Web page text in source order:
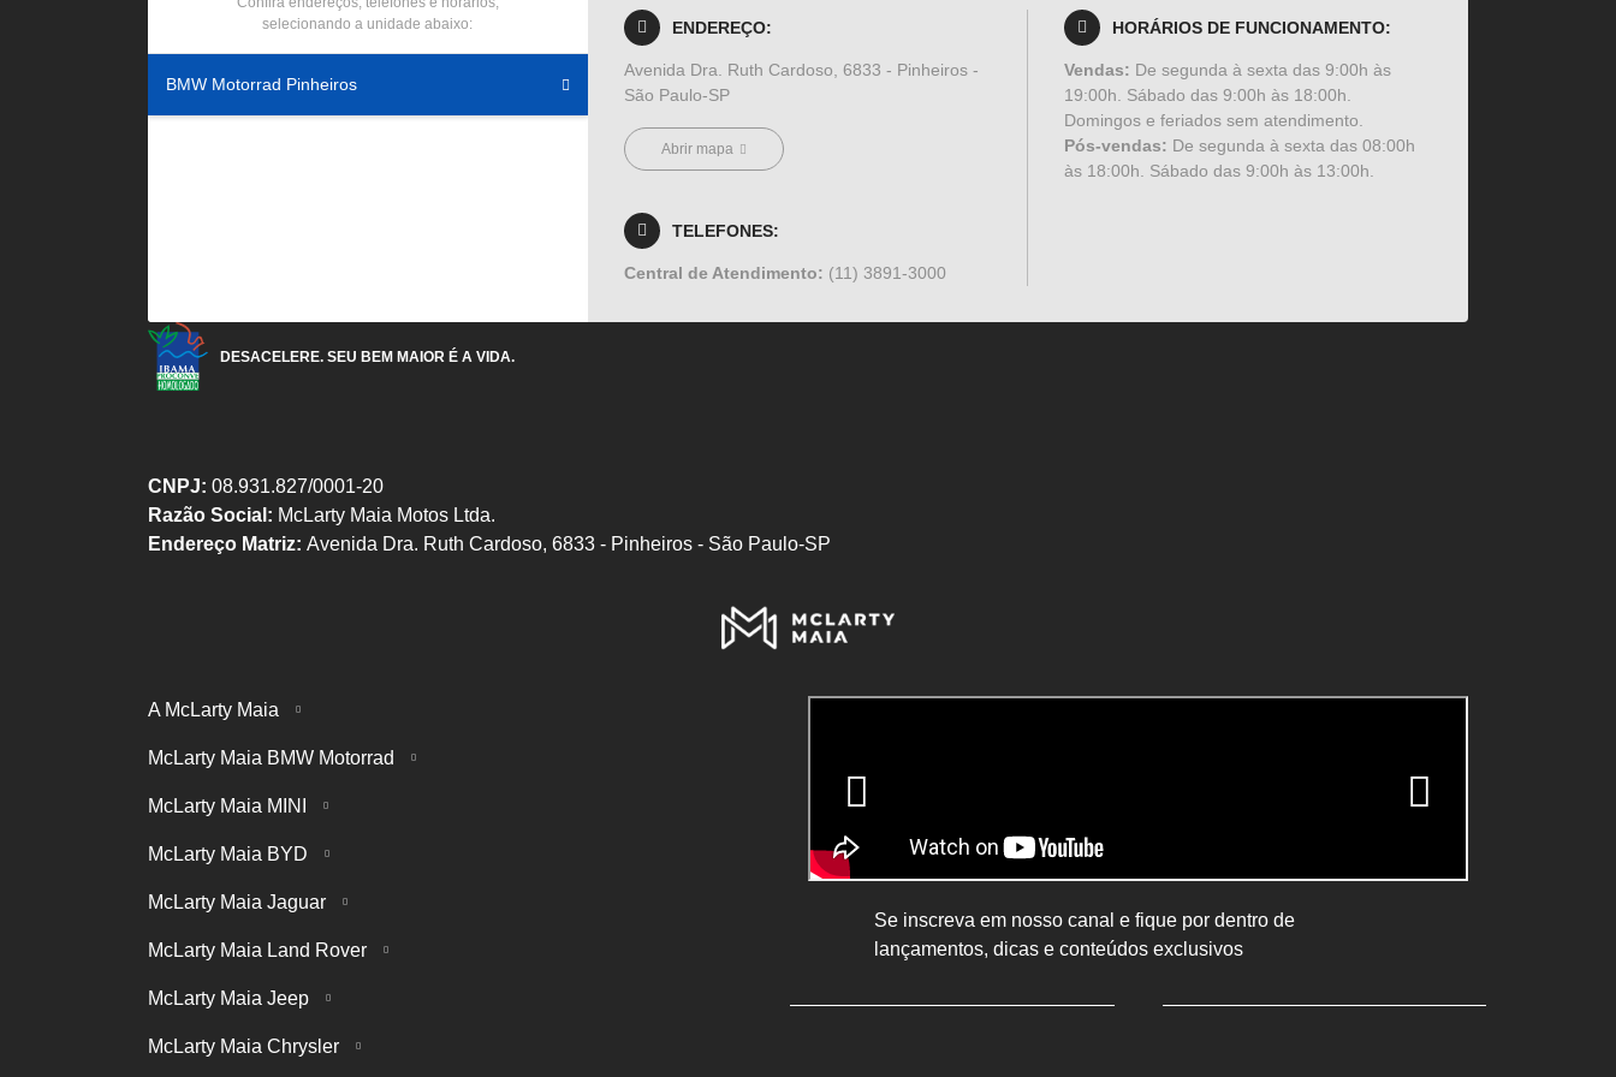
selecionando a unidade abaixo:
BMW Motorrad Pinheiros
ENDEREÇO:
Avenida Dra. Ruth Cardoso, 6833 - Pinheiros -
São Paulo-SP
Abrir mapa
TELEFONES:
Central de Atendimento: (11) 3891-3000
HORÁRIOS DE FUNCIONAMENTO:
Vendas: De segunda à sexta das 9:00h às
19:00h. Sábado das 9:00h às 18:00h.
Domingos e feriados sem atendimento.
Pós-vendas: De segunda à sexta das 08:00h
às 18:00h. Sábado das 9:00h às 13:00h.
DESACELERE. SEU BEM MAIOR É A VIDA.
CNPJ: 08.931.827/0001-20
Razão Social: McLarty Maia Motos Ltda.
Endereço Matriz: Avenida Dra. Ruth Cardoso, 6833 - Pinheiros - São Paulo-SP
A McLarty Maia
McLarty Maia BMW Motorrad
McLarty Maia MINI
McLarty Maia BYD
McLarty Maia Jaguar
McLarty Maia Land Rover
McLarty Maia Jeep
McLarty Maia Chrysler
Se inscreva em nosso canal e fique por dentro de
lançamentos, dicas e conteúdos exclusivos